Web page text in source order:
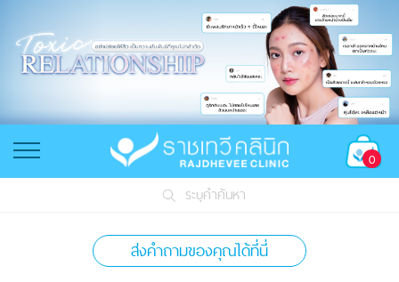
0
ระบุคำค้นหา
ส่งคำถามของคุณได้ที่นี่